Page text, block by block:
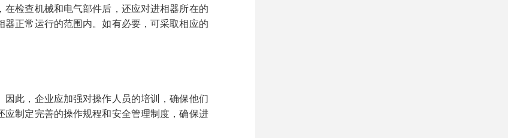
检查机械和电气部件后，还应对进相器所在的
正常运行的范围内。如有必要，可采取相应的
此，企业应加强对操作人员的培训，确保他们
制定完善的操作规程和安全管理制度，确保进